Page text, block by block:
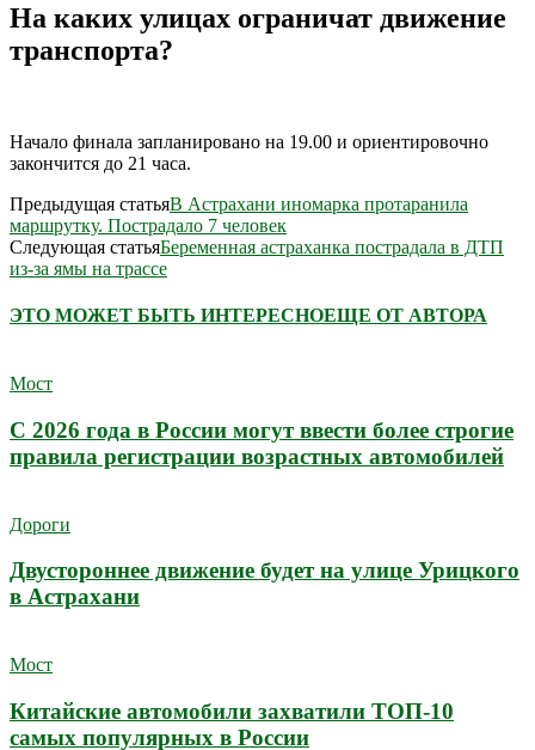
На каких улицах ограничат движение
транспорта?
Начало финала запланировано на 19.00 и ориентировочно
закончится до 21 часа.
Предыдущая статьяВ Астрахани иномарка протаранила
маршрутку. Пострадало 7 человек
Следующая статьяБеременная астраханка пострадала в ДТП
из-за ямы на трассе
ЭТО МОЖЕТ БЫТЬ ИНТЕРЕСНОЕЩЕ ОТ АВТОРА
Мост
С 2026 года в России могут ввести более строгие
правила регистрации возрастных автомобилей
Дороги
Двустороннее движение будет на улице Урицкого
в Астрахани
Мост
Китайские автомобили захватили ТОП-10
самых популярных в России